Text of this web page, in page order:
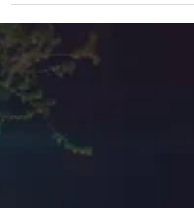
"Hasta el Alma". Desde el jueves 7...